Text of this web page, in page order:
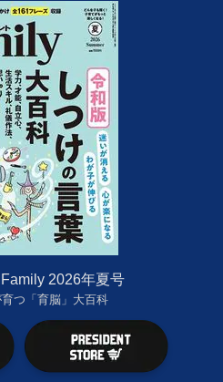
2026年夏号
つ「育脳」大百科